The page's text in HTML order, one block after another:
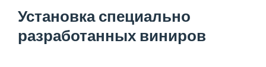
Установка специально
разработанных виниров